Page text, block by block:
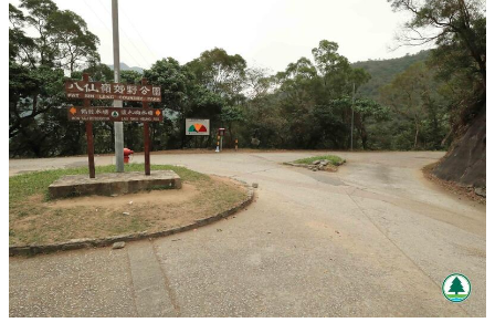
品
訂
製
禮
物
場
地
佈
置
用
拍
拖
企
業/
公
司
活
動
婚
禮
員
需
知
交
軟
件
夾
時
間
神
器
情
聯
絡
我
們
關
於
去
處
#
節
日
#
結
婚
#
週
末